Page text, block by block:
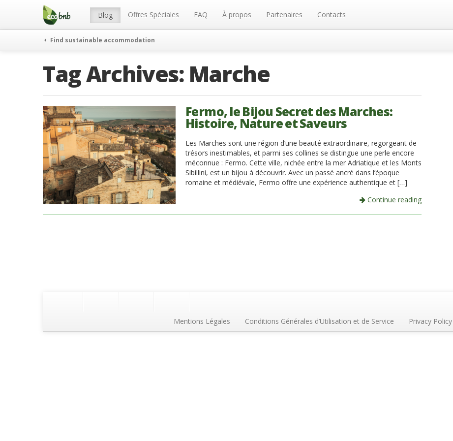
Menu Blog Offres Spéciales FAQ À propos Partenaires Contacts
Find sustainable accommodation
Tag Archives: Marche
Fermo, le Bijou Secret des Marches:
Histoire, Nature et Saveurs
Les Marches sont une région d’une beauté extraordinaire, regorgeant de
trésors inestimables, et parmi ses collines se distingue une perle encore
méconnue : Fermo. Cette ville, nichée entre la mer Adriatique et les Monts
Sibillini, est un bijou à découvrir. Avec un passé ancré dans l’époque
romaine et médiévale, Fermo offre une expérience authentique et […]
Continue reading
Mentions Légales Conditions Générales d’Utilisation et de Service Privacy Policy